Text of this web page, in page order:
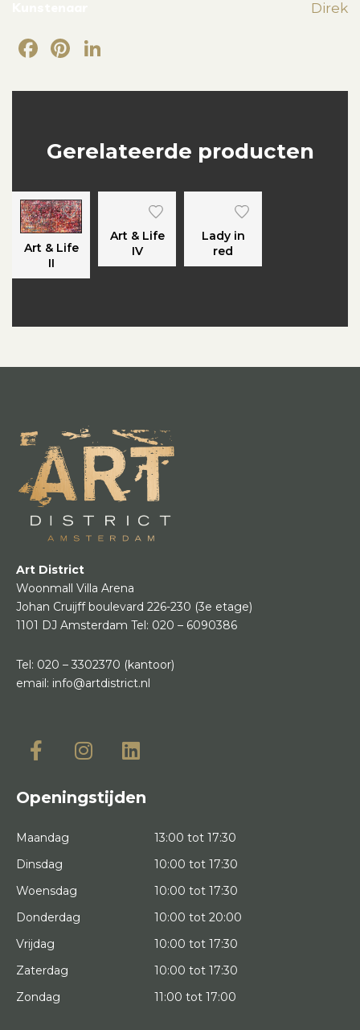
Direk
Facebook
Pinterest
Gerelateerde producten
Art & Life
II
Art & Life
IV
Lady in
red
Art District
Woonmall Villa Arena
Johan Cruijff boulevard 226-230 (3e etage)
1101 DJ Amsterdam Tel: 020 – 6090386
Tel: 020 – 3302370 (kantoor)
email: info@artdistrict.nl
Openingstijden
Maandag
13:00 tot 17:30
Dinsdag
10:00 tot 17:30
Woensdag
10:00 tot 17:30
Donderdag
10:00 tot 20:00
Vrijdag
10:00 tot 17:30
Zaterdag
10:00 tot 17:30
Zondag
11:00 tot 17:00